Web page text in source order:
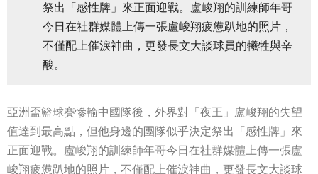
祭出「感性牌」來正面迎戰。盧峻翔的訓練師年哥
今日在社群媒體上傳一張盧峻翔疲憊趴地的照片，
不僅配上催淚神曲，更發長文大談球員的犧牲與辛
酸。
亞洲盃籃球賽慘輸中國隊後，外界對「夜王」盧峻翔的失望
值達到最高點，但他身邊的團隊似乎決定祭出「感性牌」來
正面迎戰。盧峻翔的訓練師年哥今日在社群媒體上傳一張盧
峻翔疲憊趴地的照片，不僅配上催淚神曲，更發長文大談球